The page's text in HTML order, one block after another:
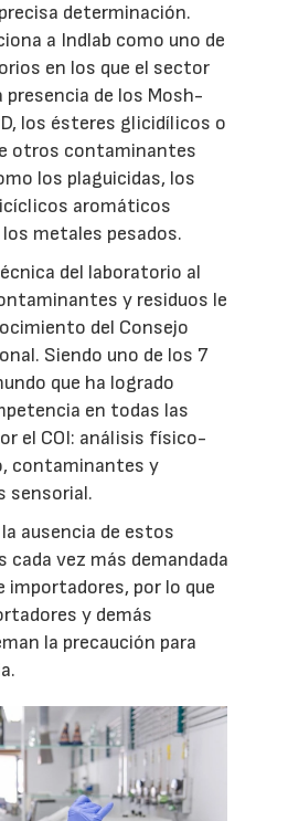
determinación.
a Indlab como uno de
en los que el sector
presencia de los Mosh-
los ésteres glicidílicos o
otros contaminantes
los plaguicidas, los
aromáticos
metales pesados.
del laboratorio al
y residuos le
del Consejo
Siendo uno de los 7
que ha logrado
en todas las
el COI: análisis físico-
contaminantes y
sensorial.
ausencia de estos
vez más demandada
importadores, por lo que
y demás
la precaución para